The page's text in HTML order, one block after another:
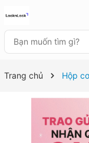
Trang chủ Hộp